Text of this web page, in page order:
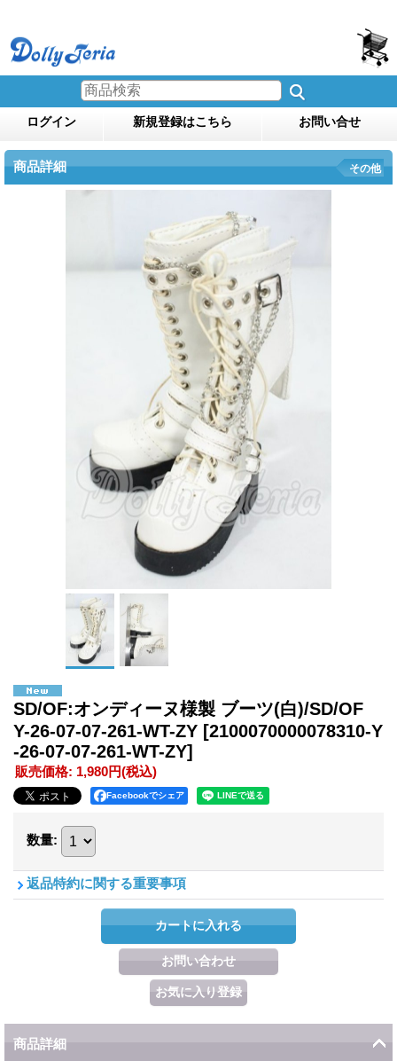
ログイン 新規登録はこちら お問い合せ
商品詳細 その他
SD/OF:オンディーヌ様製 ブーツ(白)/SD/OF
Y-26-07-07-261-WT-ZY [2100070000078310-Y
-26-07-07-261-WT-ZY]
販売価格: 1,980円(税込)
Facebookでシェア
数量:
返品特約に関する重要事項
商品詳細